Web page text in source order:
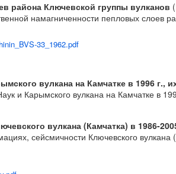
района Ключевской группы вулканов
намагниченности пепловых слоев
33_1962.pdf
вулкана на Камчатке в 1996 г.,
и Карымского вулкана на Камчатке в
вулкана (Камчатка) в 1986-
сейсмичности Ключевского вулкана